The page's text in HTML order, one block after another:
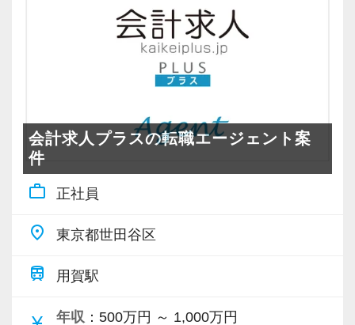
ことができます。
これまでのキャリアを捨てず、経験を活かしな
がら新しい領域に挑戦できるのは総合型で多く
のノウハウを持つ当法人だからこそできること
優秀なアシスタントも多数在籍しているため、
より専門性の高い業務に集中できます。
≪モバイルPC・仕事用スマホ貸与！在宅ワーク
なども柔軟に対応≫
にも対応！
与します。
専門性を深められるのが当法人の魅力。
特に、法人税業務は一段レベルが高いものを習
得できる業界屈指の環境です。
横に広く知見を持ち、1本縦に突き出た専門性を
やってみたいことがあれば、遠慮せずに声を上
げ、どんどん挑戦してください。
【ご紹介案件が多数あります！】
経営理念は「Smile & Smile & Smile」。
お客様、スタッフ、ステークホルダーの笑顔を
大切にします。
ご紹介のネットワークとなるステークホルダー
ないことだらけだと思います。
当法人は総合型だからこそ携われる分野も幅広
く、入所後に自分の伸ばしたい分野を探すこと
多分野に幅広い知見を持ち、1本縦に突き出た専
門性を持つプロの会計人を目指してみません
か。
未経験でもやってみたいことがあれば遠慮せず
◎社会人経験1年以上／業界・職種は問わず
◎税務や会計に興味がある方
会計求人プラスの転職エージェント案
件
work_outline 正社員
place 東京都世田谷区
train 用賀駅
年収 ：500万円 ～ 1,000万円